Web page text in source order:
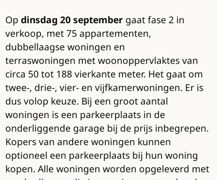
Op dinsdag 20 septembergaat fase 2 in
verkoop, met 75 appartementen,
dubbellaagse woningen en
terraswoningen met woonoppervlaktes van
circa 50 tot 188 vierkante meter. Het gaat om
twee-, drie-, vier- en vijfkamerwoningen. Er is
dus volop keuze. Bij een groot aantal
woningen is een parkeerplaats in de
onderliggende garage bij de prijs inbegrepen.
Kopers van andere woningen kunnen
optioneel een parkeerplaats bij hun woning
kopen. Alle woningen worden opgeleverd met